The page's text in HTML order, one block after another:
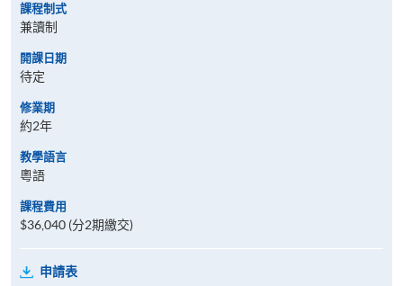
課程制式
兼讀制
開課日期
待定
修業期
約2年
教學語言
粵語
課程費用
$36,040 (分2期繳交)
申請表